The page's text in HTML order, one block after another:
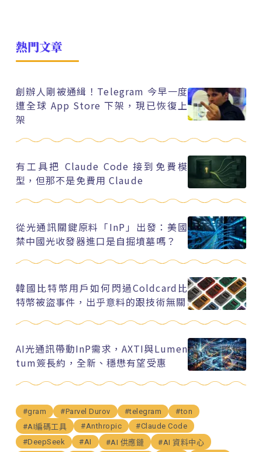
熱門文章
創辦人剛被通緝！Telegram 今早一度
遭全球 App Store 下架，現已恢復上
架
有工具把 Claude Code 接到免費模
型，但那不是免費用 Claude
從光通訊關鍵原料「InP」出發：美國
禁中國光收發器進口是自掘墳墓嗎？
韓國比特幣用戶如何閃過Coldcard比
特幣被盜事件，出乎意料的跟技術無關
AI光通訊帶動InP需求，AXTI與Lumen
tum簽長約，全新、穩懋有望受惠
#gram #Parvel Durov #telegram
#ton
#AI編碼工具
#Anthropic
#Claude Code
#DeepSeek
#AI #AI 供應鏈
#AI 資料中心